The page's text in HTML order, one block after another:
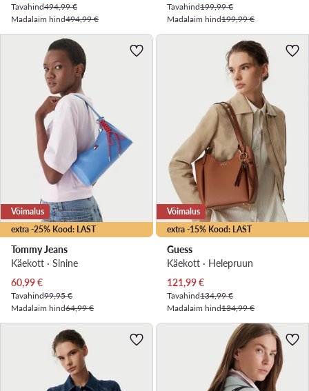
Tavahind494,99 €
Madalaim hind494,99 €
Tavahind199,99 €
Madalaim hind199,99 €
extra -25% Kood: LAST
Võimalus
Tommy Jeans
Käekott · Sinine
Praegune hind
60,99€
Tavahind99,95 €
Madalaim hind64,99 €
extra -15% Kood: LAST
Võimalus
Guess
Käekott · Helepruun
Praegune hind
121,99€
Tavahind134,99 €
Madalaim hind134,99 €